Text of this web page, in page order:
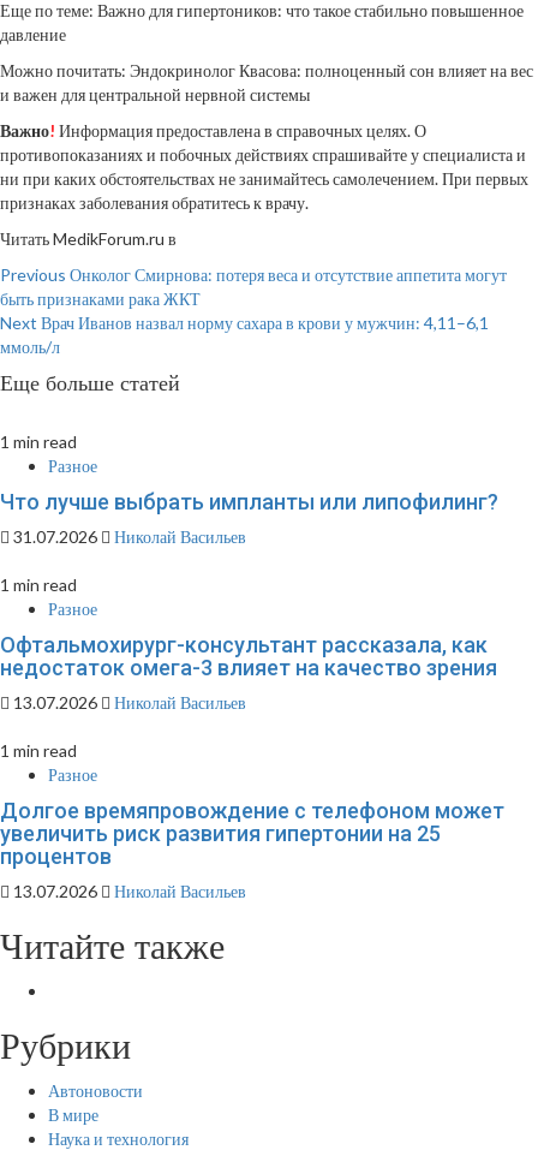
Еще по теме: Важно для гипертоников: что такое стабильно повышенное
давление
Можно почитать: Эндокринолог Квасова: полноценный сон влияет на вес
и важен для центральной нервной системы
Важно! Информация предоставлена в справочных целях. О
противопоказаниях и побочных действиях спрашивайте у специалиста и
ни при каких обстоятельствах не занимайтесь самолечением. При первых
признаках заболевания обратитесь к врачу.
Читать MedikForum.ru в
Continue
Reading
Previous Онколог Смирнова: потеря веса и отсутствие аппетита могут
быть признаками рака ЖКТ
Next Врач Иванов назвал норму сахара в крови у мужчин: 4,11–6,1
ммоль/л
Еще больше статей
1 min read
Разное
Что лучше выбрать импланты или липофилинг?
31.07.2026 Николай Васильев
1 min read
Разное
Офтальмохирург-консультант рассказала, как
недостаток омега-3 влияет на качество зрения
13.07.2026 Николай Васильев
1 min read
Разное
Долгое времяпровождение с телефоном может
увеличить риск развития гипертонии на 25
процентов
13.07.2026 Николай Васильев
Читайте также
Рубрики
Автоновости
В мире
Наука и технология